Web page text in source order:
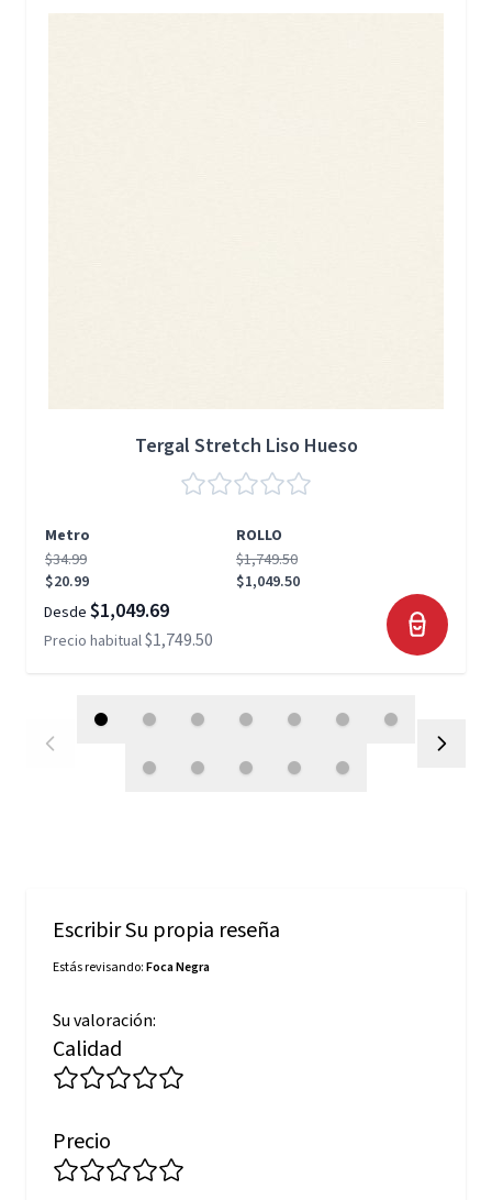
Tergal Stretch Liso Hueso
Metro
ROLLO
$34.99
$20.99
$1,749.50
$1,049.50
Desde $1,049.69
Precio habitual$1,749.50
Escribir Su propia reseña
Estás revisando:Foca Negra
Su valoración:
Calidad
Precio